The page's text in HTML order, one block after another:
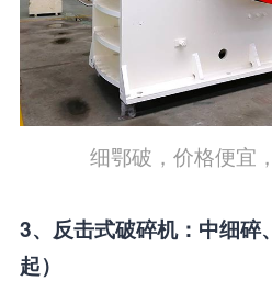
细鄂破，价格便宜
3、反击式破碎机：中细碎
起）